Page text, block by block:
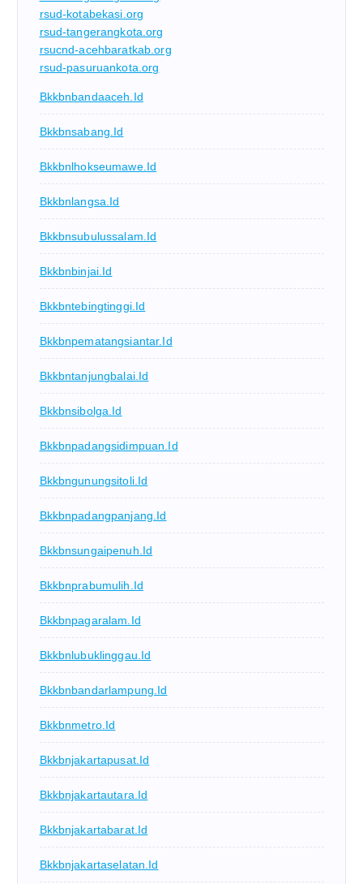
rsud-kotabekasi.org
rsud-tangerangkota.org
rsucnd-acehbaratkab.org
rsud-pasuruankota.org
Bkkbnbandaaceh.id
Bkkbnsabang.id
Bkkbnlhokseumawe.id
Bkkbnlangsa.id
Bkkbnsubulussalam.id
Bkkbnbinjai.id
Bkkbntebingtinggi.id
Bkkbnpematangsiantar.id
Bkkbntanjungbalai.id
Bkkbnsibolga.id
Bkkbnpadangsidimpuan.id
Bkkbngunungsitoli.id
Bkkbnpadangpanjang.id
Bkkbnsungaipenuh.id
Bkkbnprabumulih.id
Bkkbnpagaralam.id
Bkkbnlubuklinggau.id
Bkkbnbandarlampung.id
Bkkbnmetro.id
Bkkbnjakartapusat.id
Bkkbnjakartautara.id
Bkkbnjakartabarat.id
Bkkbnjakartaselatan.id